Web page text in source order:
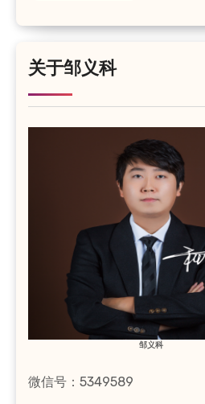
关于邹义科
邹义科
微信号：5349589